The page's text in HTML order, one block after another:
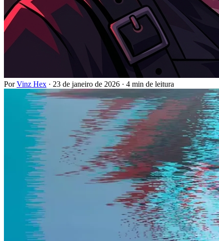
PorVinz Hex · 23 de janeiro de 2026 · 4 min de leitura